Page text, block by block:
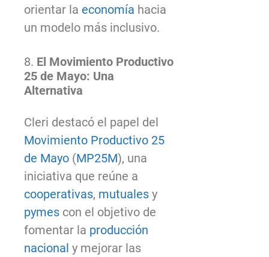
orientar la economía hacia
un modelo más inclusivo.
8. El Movimiento Productivo
25 de Mayo: Una
Alternativa
Cleri destacó el papel del
Movimiento Productivo 25
de Mayo (MP25M), una
iniciativa que reúne a
cooperativas, mutuales y
pymes con el objetivo de
fomentar la producción
nacional y mejorar las